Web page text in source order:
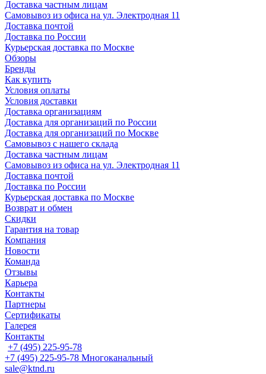
Доставка частным лицам
Самовывоз из офиса на ул. Электродная 11
Доставка почтой
Доставка по России
Курьерская доставка по Москве
Обзоры
Бренды
Как купить
Условия оплаты
Условия доставки
Доставка организациям
Доставка для организаций по России
Доставка для организаций по Москве
Самовывоз с нашего склада
Доставка частным лицам
Самовывоз из офиса на ул. Электродная 11
Доставка почтой
Доставка по России
Курьерская доставка по Москве
Возврат и обмен
Скидки
Гарантия на товар
Компания
Новости
Команда
Отзывы
Карьера
Контакты
Партнеры
Сертификаты
Галерея
Контакты
+7 (495) 225-95-78
+7 (495) 225-95-78 Многоканальный
sale@ktnd.ru